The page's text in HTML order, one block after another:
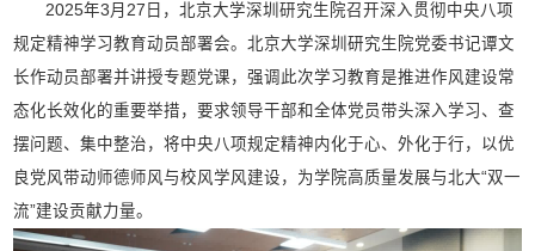
2025年3月27日，北京大学深圳研究生院召开深入贯彻中央八项
规定精神学习教育动员部署会。北京大学深圳研究生院党委书记谭文
长作动员部署并讲授专题党课，强调此次学习教育是推进作风建设常
态化长效化的重要举措，要求领导干部和全体党员带头深入学习、查
摆问题、集中整治，将中央八项规定精神内化于心、外化于行，以优
良党风带动师德师风与校风学风建设，为学院高质量发展与北大“双一
流”建设贡献力量。